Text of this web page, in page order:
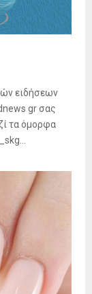
ειδήσεων
gr σας
τα όμορφα